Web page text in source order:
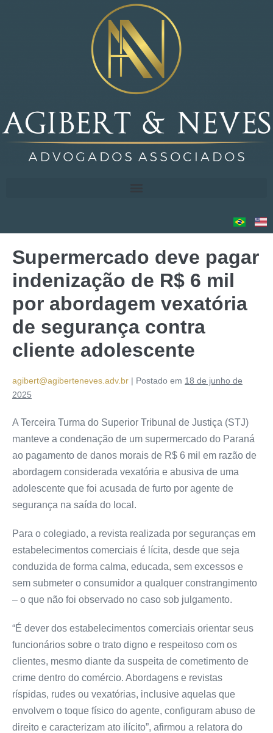
Supermercado deve pagar
indenização de R$ 6 mil
por abordagem vexatória
de segurança contra
cliente adolescente
agibert@agiberteneves.adv.br | Postado em 18 de junho de
2025
A Terceira Turma do Superior Tribunal de Justiça (STJ)
manteve a condenação de um supermercado do Paraná
ao pagamento de danos morais de R$ 6 mil em razão de
abordagem considerada vexatória e abusiva de uma
adolescente que foi acusada de furto por agente de
segurança na saída do local.
Para o colegiado, a revista realizada por seguranças em
estabelecimentos comerciais é lícita, desde que seja
conduzida de forma calma, educada, sem excessos e
sem submeter o consumidor a qualquer constrangimento
– o que não foi observado no caso sob julgamento.
“É dever dos estabelecimentos comerciais orientar seus
funcionários sobre o trato digno e respeitoso com os
clientes, mesmo diante da suspeita de cometimento de
crime dentro do comércio. Abordagens e revistas
ríspidas, rudes ou vexatórias, inclusive aquelas que
envolvem o toque físico do agente, configuram abuso de
direito e caracterizam ato ilícito”, afirmou a relatora do